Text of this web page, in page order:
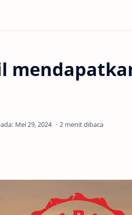
2 menit dibaca